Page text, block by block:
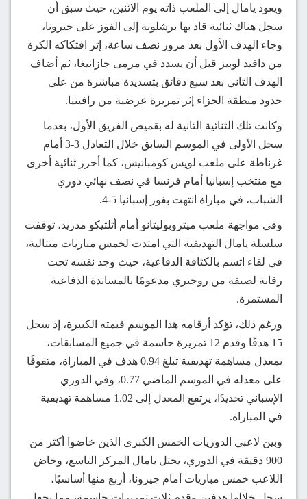
ويعود يامال إلى الملعب ذاته يوم الاثنين، حيث سبق أن
سجل هناك ثنائية قاد بها برشلونة إلى الفوز على جيرونا،
وجاء الهدف الأول بعد مرور نصف ساعة، إثر افتكاكه الكرة
من دافيد لوبيز قبل أن يسدد في مرمى جازانيغا، ثم أضاف
الهدف الثاني بعد سبع دقائق بتسديدة مباشرة من على
حدود منطقة الجزاء إثر تمريرة عرضية من رافينيا.
وكانت تلك الثنائية الثانية له بقميص الفريق الأول، بعدما
سجل الأولى في الموسم السابق خلال التعادل 3-3 أمام
غرناطة على ملعب لويس كومبانيس، كما أحرز ثنائية أخرى
مع منتخب إسبانيا أمام فرنسا في نصف نهائي دوري
الشباب، في مباراة انتهت بفوز إسبانيا 5-4.
وفي مواجهة ملعب ميتروبوليتانو أمام أتلتيكو مدريد، توقفت
سلسلة يامال التهديفية التي امتدت لخمس مباريات متتالية،
في لقاء اتسم بالكثافة الدفاعية، حيث وجد نفسه تحت
رقابة لصيقة من روجيري مدعومًا بالمساندة الدفاعية
المستمرة.
ورغم ذلك، تؤكد أرقامه هذا الموسم قيمته الكبيرة، إذ سجل
15 هدفًا وقدم 12 تمريرة حاسمة في جميع المسابقات،
بمعدل مساهمة تهديفية تبلغ 0.94 هدف في المباراة، متفوقًا
على معدله في الموسم الماضي 0.77، وفي الدوري
الإسباني تحديدًا، يرتفع المعدل إلى 1.02 مساهمة تهديفية
في المباراة.
وبين لاعبي الدوريات الخمس الكبرى الذين خاضوا أكثر من
900 دقيقة في الدوري، يحتل يامال المركز التاسع، وخاض
اللاعب خمس مباريات أمام جيرونا، أربع منها أساسيًا،